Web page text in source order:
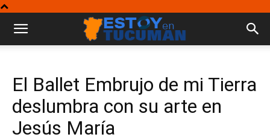
El Ballet Embrujo de mi Tierra
deslumbra con su arte en
Jesús María